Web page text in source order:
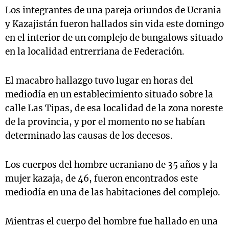
Los integrantes de una pareja oriundos de Ucrania
y Kazajistán fueron hallados sin vida este domingo
en el interior de un complejo de bungalows situado
en la localidad entrerriana de Federación.
El macabro hallazgo tuvo lugar en horas del
mediodía en un establecimiento situado sobre la
calle Las Tipas, de esa localidad de la zona noreste
de la provincia, y por el momento no se habían
determinado las causas de los decesos.
Los cuerpos del hombre ucraniano de 35 años y la
mujer kazaja, de 46, fueron encontrados este
mediodía en una de las habitaciones del complejo.
Mientras el cuerpo del hombre fue hallado en una